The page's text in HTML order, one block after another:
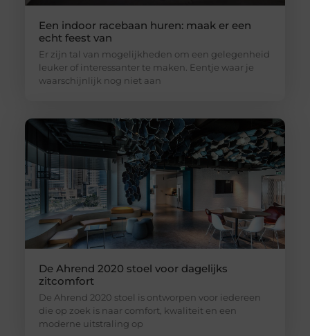
Een indoor racebaan huren: maak er een
echt feest van
Er zijn tal van mogelijkheden om een gelegenheid
leuker of interessanter te maken. Eentje waar je
waarschijnlijk nog niet aan
De Ahrend 2020 stoel voor dagelijks
zitcomfort
De Ahrend 2020 stoel is ontworpen voor iedereen
die op zoek is naar comfort, kwaliteit en een
moderne uitstraling op